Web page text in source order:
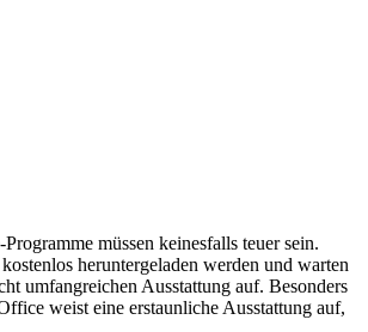
müssen keinesfalls teuer sein.
heruntergeladen werden und warten
umfangreichen Ausstattung auf. Besonders
weist eine erstaunliche Ausstattung auf,